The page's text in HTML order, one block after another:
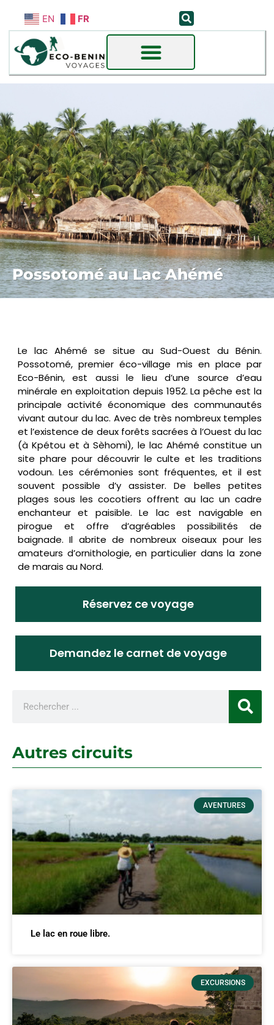
EN FR
Possotomé au Lac Ahémé
Le lac Ahémé se situe au Sud-Ouest du Bénin.
Possotomé, premier éco-village mis en place par
Eco-Bénin, est aussi le lieu d’une source d’eau
minérale en exploitation depuis 1952. La pêche est la
principale activité économique des communautés
vivant autour du lac. Avec de très nombreux temples
et l’existence de deux forêts sacrées à l’Ouest du lac
(à Kpétou et à Sèhomi), le lac Ahémé constitue un
site phare pour découvrir le culte et les traditions
vodoun. Les cérémonies sont fréquentes, et il est
souvent possible d’y assister. De belles petites
plages sous les cocotiers offrent au lac un cadre
enchanteur et paisible. Le lac est navigable en
pirogue et offre d’agréables possibilités de
baignade. Il abrite de nombreux oiseaux pour les
amateurs d’ornithologie, en particulier dans la zone
de marais au Nord.
Réservez ce voyage
Demandez le carnet de voyage
Autres circuits
AVENTURES
Le lac en roue libre.
EXCURSIONS